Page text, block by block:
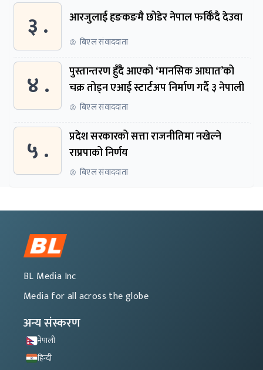
३ . आरजुलाई हङकङमै छोडेर नेपाल फर्किँदै देउवा
बिएल संवाददाता
४ .
पुस्तान्तरण हुँदै आएको ‘मानसिक आघात’को
चक्र तोड्न एआई स्टार्टअप निर्माण गर्दै ३ नेपाली
बिएल संवाददाता
५ .
प्रदेश सरकारको सत्ता राजनीतिमा नखेल्ने
राप्रपाको निर्णय
बिएल संवाददाता
BL Media Inc
Media for all across the globe
अन्य संस्करण
नेपाली
हिन्दी